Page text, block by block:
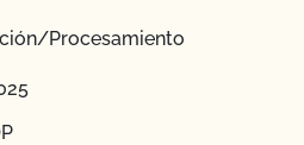
Procesamiento